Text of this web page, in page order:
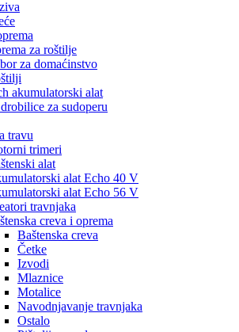
za roštilje
za domaćinstvo
akumulatorski alat
za sudoperu
travu
trimeri
alat
alat Echo 40 V
alat Echo 56 V
travnjaka
creva i oprema
Baštenska creva
Četke
Izvodi
Mlaznice
Motalice
Navodnjavanje travnjaka
Ostalo